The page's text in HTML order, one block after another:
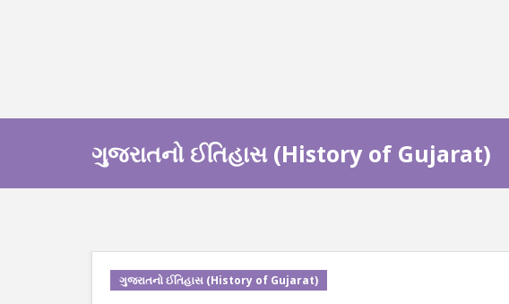
ગુજરાતનો ઈતિહાસ (History of Gujarat)
ગુજરાતનો ઈતિહાસ (History of Gujarat)